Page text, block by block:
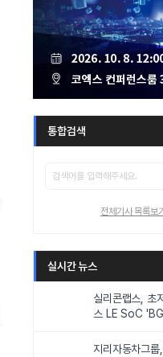
통합검색
전체기사 목록보
실시간 뉴스
실리콘랩스, 초
스 LE SoC
지리자동차그